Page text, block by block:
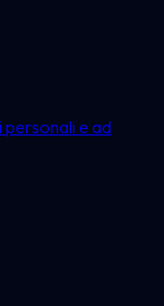
personali e ad